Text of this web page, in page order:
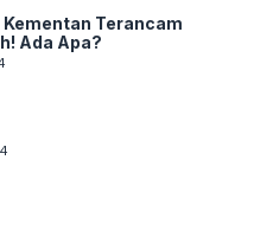
Terancam
Ada Apa?